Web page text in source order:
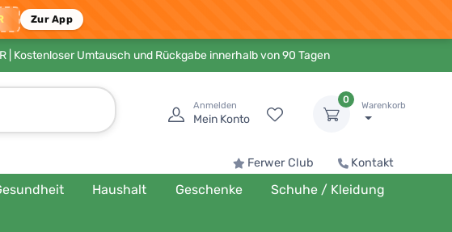
Zur App
| Kostenloser Umtausch und Rückgabe innerhalb von 90 Tagen
Anmelden
Mein Konto
0
Warenkorb
Ferwer Club Kontakt
Haushalt Geschenke Schuhe / Kleidung